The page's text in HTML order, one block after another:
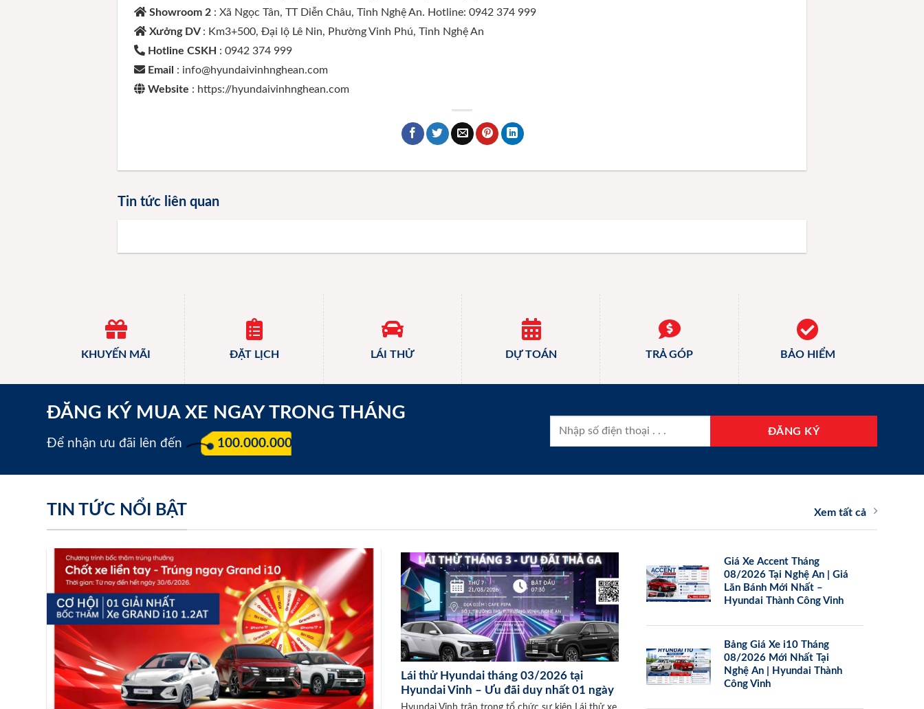
Showroom 2 : Xã Ngọc Tân, TT Diễn Châu, Tỉnh Nghệ An. Hotline: 0942 374 999
Xưởng DV : Km3+500, Đại lộ Lê Nin, Phường Vinh Phú, Tỉnh Nghệ An
Hotline CSKH : 0942 374 999
Email : info@hyundaivinhnghean.com
Website : https://hyundaivinhnghean.com
Tin tức liên quan
KHUYẾN MÃI ĐẶT LỊCH LÁI THỬ DỰ TOÁN TRẢ GÓP BẢO HIỂM
ĐĂNG KÝ MUA XE NGAY TRONG THÁNG
Để nhận ưu đãi lên đến 100.000.000 đ
TIN TỨC NỔI BẬT Xem tất cả
Lái thử Hyundai tháng 03/2026 tại
Hyundai Vinh – Ưu đãi duy nhất 01 ngày
Giá Xe Accent Tháng
08/2026 Tại Nghệ An | Giá
Lăn Bánh Mới Nhất –
Hyundai Thành Công Vinh
Bảng Giá Xe i10 Tháng
08/2026 Mới Nhất Tại
Nghệ An | Hyundai Thành
Công Vinh